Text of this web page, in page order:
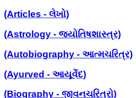
(Articles - લેખો)
(Astrology - જ્યોતિષશાસ્ત્ર)
(Autobiography - આત્મચરિત્ર)
(Ayurved - આયૂર્વેદ)
(Biography - જીવનચરિત્રો)